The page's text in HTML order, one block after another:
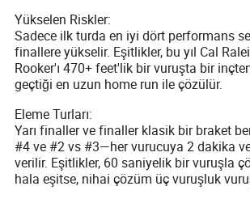
Yükselen Riskler:
Sadece ilk turda en iyi dört performans
finallere yükselir. Eşitlikler, bu yıl Cal
Rooker'ı 470+ feet'lik bir vuruşta bir
geçtiği en uzun home run ile çözülür.
Eleme Turları:
Yarı finaller ve finaller klasik bir braket
#4 ve #2 vs #3—her vurucuya 2 dakika
verilir. Eşitlikler, 60 saniyelik bir vuruşla
hala eşitse, nihai çözüm üç vuruşluk